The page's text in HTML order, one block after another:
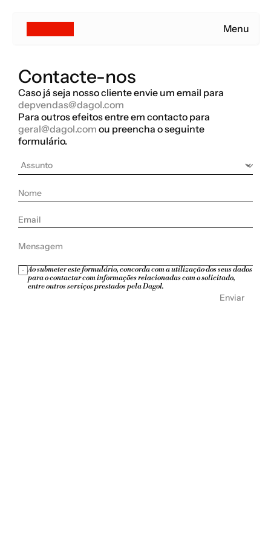
Menu
Contacte-nos
Nome
Email
Mensagem
Ao submeter este formulário, concorda com a utilização dos seus dados
para o contactar com informações relacionadas com o solicitado,
entre outros serviços prestados pela Dagol.
Enviar
depvendas@dagol.com
geral@dagol.com ou preencha o seguinte
formulário.